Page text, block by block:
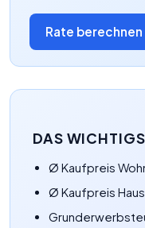
Rate
DAS
Ø Kaufpreis
Ø Kaufpreis